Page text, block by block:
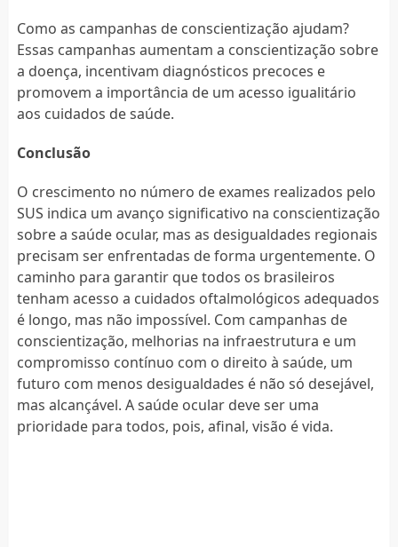
Como as campanhas de conscientização ajudam?
Essas campanhas aumentam a conscientização sobre
a doença, incentivam diagnósticos precoces e
promovem a importância de um acesso igualitário
aos cuidados de saúde.
Conclusão
O crescimento no número de exames realizados pelo
SUS indica um avanço significativo na conscientização
sobre a saúde ocular, mas as desigualdades regionais
precisam ser enfrentadas de forma urgentemente. O
caminho para garantir que todos os brasileiros
tenham acesso a cuidados oftalmológicos adequados
é longo, mas não impossível. Com campanhas de
conscientização, melhorias na infraestrutura e um
compromisso contínuo com o direito à saúde, um
futuro com menos desigualdades é não só desejável,
mas alcançável. A saúde ocular deve ser uma
prioridade para todos, pois, afinal, visão é vida.